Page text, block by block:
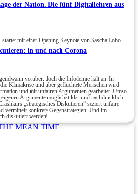
der Nation. Die fünf Digitallehren aus
mit einer Opening Keynote von Sascha Lobo.
in und nach Corona
vorüber, doch die Infodemie hält an: In
Klimakrise und über geflüchtete Menschen wird
und mit unfairen Argumenten gearbeitet. Umso
Argumente möglichst klar und nachdrücklich
„strategisches Diskutieren“ seziert unfaire
vermittelt konkrete Gegenstrategien. Und im
diskutiert werden!